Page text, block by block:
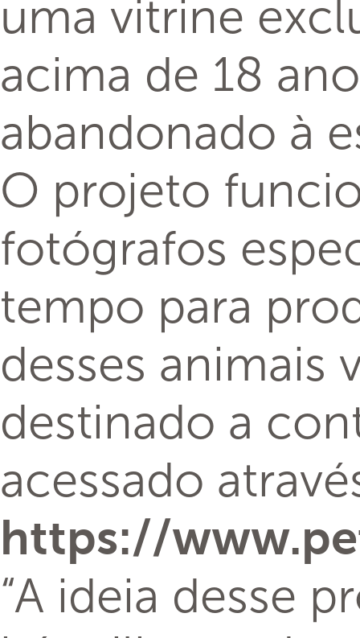
acessado
https://
“A ideia desse
há milhares de
nascem nas
tentar mudar
sua beleza. O
que esses
idealizadora do
Zeigelboim.